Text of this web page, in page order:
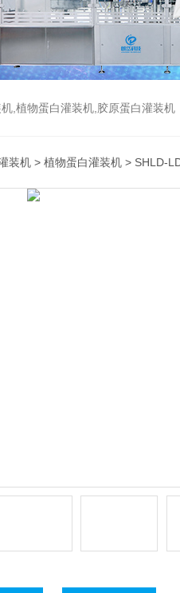
,植物蛋白灌装机,胶原蛋白灌装机
装机 > 植物蛋白灌装机 > SHLD-